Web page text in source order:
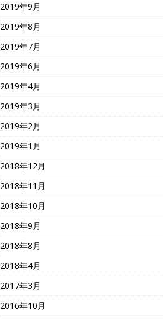
2019年9月
2019年8月
2019年7月
2019年6月
2019年4月
2019年3月
2019年2月
2019年1月
2018年12月
2018年11月
2018年10月
2018年9月
2018年8月
2018年4月
2017年3月
2016年10月